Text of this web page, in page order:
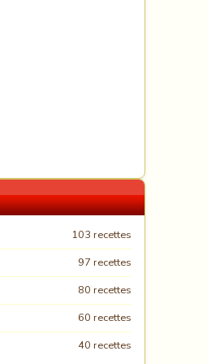
103 recettes
97 recettes
80 recettes
60 recettes
40 recettes